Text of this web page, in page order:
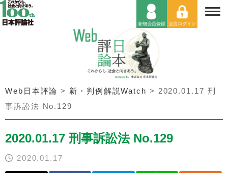
Web日本評論 > 新・判例解説Watch > 2020.01.17 刑
事訴訟法 No.129
2020.01.17 刑事訴訟法 No.129
2020.01.17